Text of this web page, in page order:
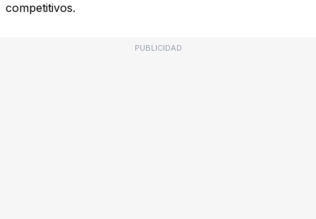
competitivos.
PUBLICIDAD